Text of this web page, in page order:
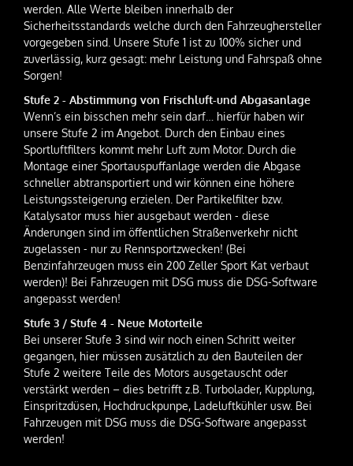
werden. Alle Werte bleiben innerhalb der
Sicherheitsstandards welche durch den Fahrzeughersteller
vorgegeben sind. Unsere Stufe 1 ist zu 100% sicher und
zuverlässig, kurz gesagt: mehr Leistung und Fahrspaß ohne
Sorgen!
Stufe 2 - Abstimmung von Frischluft-und Abgasanlage
Wenn’s ein bisschen mehr sein darf… hierfür haben wir
unsere Stufe 2 im Angebot. Durch den Einbau eines
Sportluftfilters kommt mehr Luft zum Motor. Durch die
Montage einer Sportauspuffanlage werden die Abgase
schneller abtransportiert und wir können eine höhere
Leistungssteigerung erzielen. Der Partikelfilter bzw.
Katalysator muss hier ausgebaut werden - diese
Änderungen sind im öffentlichen Straßenverkehr nicht
zugelassen - nur zu Rennsportzwecken! (Bei
Benzinfahrzeugen muss ein 200 Zeller Sport Kat verbaut
werden)! Bei Fahrzeugen mit DSG muss die DSG-Software
angepasst werden!
Stufe 3 / Stufe 4 - Neue Motorteile
Bei unserer Stufe 3 sind wir noch einen Schritt weiter
gegangen, hier müssen zusätzlich zu den Bauteilen der
Stufe 2 weitere Teile des Motors ausgetauscht oder
verstärkt werden – dies betrifft z.B. Turbolader, Kupplung,
Einspritzdüsen, Hochdruckpunpe, Ladeluftkühler usw. Bei
Fahrzeugen mit DSG muss die DSG-Software angepasst
werden!